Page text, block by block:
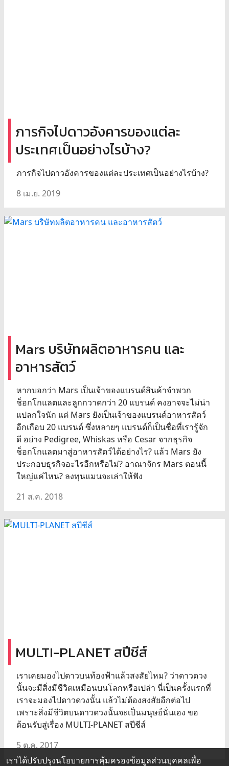
ภารกิจไปดาวอังคารของแต่ละ
ประเทศเป็นอย่างไรบ้าง?
ภารกิจไปดาวอังคารของแต่ละประเทศเป็นอย่างไรบ้าง?
8 เม.ย. 2019
Mars บริษัทผลิตอาหารคน และ
อาหารสัตว์
หากบอกว่า Mars เป็นเจ้าของแบรนด์สินค้าจำพวก
ช็อกโกแลตและลูกกวาดกว่า 20 แบรนด์ คงอาจจะไม่น่า
แปลกใจนัก แต่ Mars ยังเป็นเจ้าของแบรนด์อาหารสัตว์
อีกเกือบ 20 แบรนด์ ซึ่งหลายๆ แบรนด์ก็เป็นชื่อที่เรารู้จัก
ดี อย่าง Pedigree, Whiskas หรือ Cesar จากธุรกิจ
ช็อกโกแลตมาสู่อาหารสัตว์ได้อย่างไร? แล้ว Mars ยัง
ประกอบธุรกิจอะไรอีกหรือไม่? อาณาจักร Mars ตอนนี้
ใหญ่แค่ไหน? ลงทุนแมนจะเล่าให้ฟัง
21 ส.ค. 2018
MULTI-PLANET สปีชีส์
เราเคยมองไปดาวบนท้องฟ้าแล้วสงสัยไหม? ว่าดาวดวง
นั้นจะมีสิ่งมีชีวิตเหมือนบนโลกหรือเปล่า นี่เป็นครั้งแรกที่
เราจะมองไปดาวดวงนั้น แล้วไม่ต้องสงสัยอีกต่อไป
เพราะสิ่งมีชีวิตบนดาวดวงนั้นจะเป็นมนุษย์นั่นเอง ขอ
ต้อนรับสู่เรื่อง MULTI-PLANET สปีชีส์
5 ต.ค. 2017
เราได้ปรับปรุงนโยบายการคุ้มครองข้อมูลส่วนบุคคลเพื่อ